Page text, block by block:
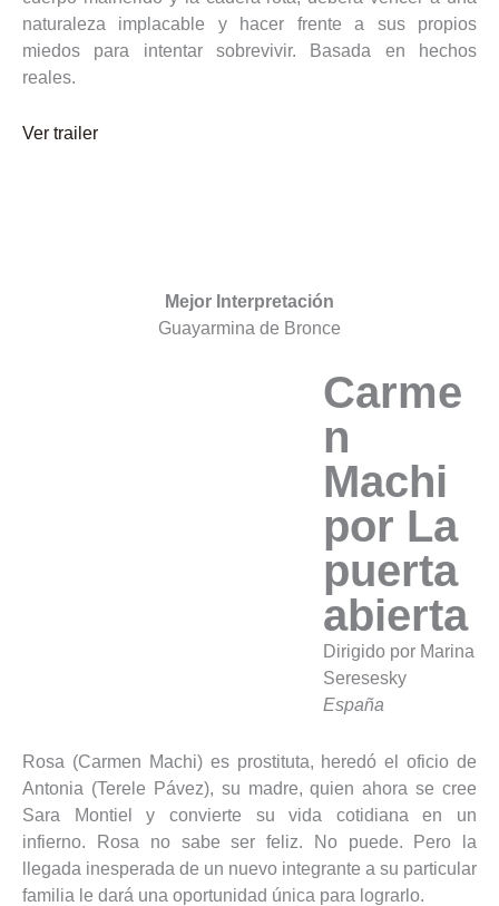
naturaleza implacable y hacer frente a sus propios
miedos para intentar sobrevivir. Basada en hechos
reales.
Ver trailer
Mejor Interpretación
Guayarmina de Bronce
Carme
n
Machi
por La
puerta
abierta
Dirigido por Marina
Seresesky
España
Rosa (Carmen Machi) es prostituta, heredó el oficio de
Antonia (Terele Pávez), su madre, quien ahora se cree
Sara Montiel y convierte su vida cotidiana en un
infierno. Rosa no sabe ser feliz. No puede. Pero la
llegada inesperada de un nuevo integrante a su particular
familia le dará una oportunidad única para lograrlo.